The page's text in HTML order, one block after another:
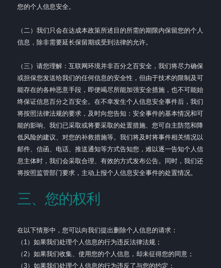
您的个人信息安全。
（二）我们只会在达成本政策所述目的所需的期限内保留您的个人
信息，除非需要延长保留期或受到法律的允许。
（三）请您理解：互联网环境并非百分之百安全，我们将尽力确保
或担保您发送给我们的任何信息的安全性，但由于技术的限制及可
能存在的各种恶意手段，即便竭尽所能加强安全措施，也不可能始
终保证信息百分之百安全。在不幸发生个人信息安全事件后，我们
将按照法律法规的要求，及时向您告知：安全事件的基本情况和可
能的影响、我们已采取或将要采取的处置措施、您可自主防范和降
低风险的建议、对您的补救措施等。我们将及时将事件相关情况以
邮件、信函、电话、推送通知等方式告知您，难以逐一告知个人信
息主体时，我们会采取合理、有效的方式发布公告。同时，我们还
将按照监管部门要求，主动上报个人信息安全事件的处置情况。
三、您的权利
在以下情形中，您可以向我们提出删除个人信息的请求：
（1）如果我们处理个人信息的行为违反法律法规；
（2）如果我们收集、使用您的个人信息，却未征得您的同意；
（3）如果我们处理个人信息的行为违反了与您的约定；